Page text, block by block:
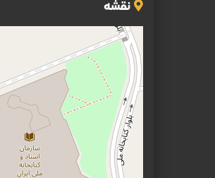
نقشه